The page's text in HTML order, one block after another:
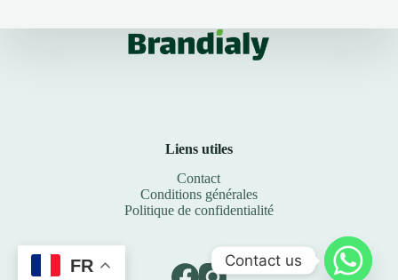
Liens utiles
Contact
Conditions générales
Politique de confidentialité
FR Contact us